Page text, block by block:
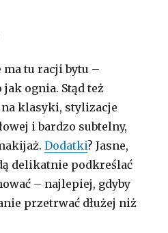
tu racji bytu –
ognia. Stąd też
klasyki, stylizacje
i bardzo subtelny,
Dodatki? Jasne,
delikatnie podkreślać
– najlepiej, gdyby
przetrwać dłużej niż